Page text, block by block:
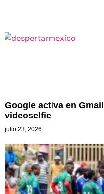
Google activa en
videoselfie
julio 23, 2026